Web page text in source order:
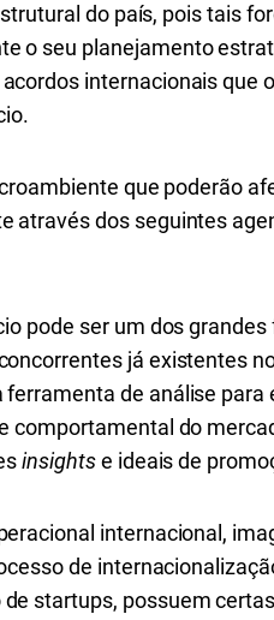
do país, pois tais
o seu planejamento
internacionais que
que poderão
através dos seguintes
pode ser um dos grandes
já existentes
de análise para
comportamental do
insightse ideais de
internacional,
de
startups, possuem